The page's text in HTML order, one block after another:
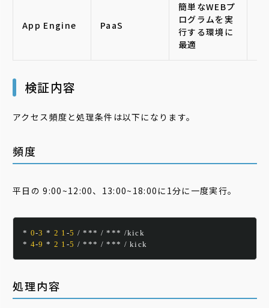
App Engine PaaS
簡単なWEBプ
ログラムを実
行する環境に
最適
検証内容
アクセス頻度と処理条件は以下になります。
頻度
平日の 9:00~12:00、13:00~18:00に1分に一度実行。
* 0-3 * 2 1 -5 / *** / *** /
* 4-9 * 2 1 -5 / *** / *** / kick
処理内容